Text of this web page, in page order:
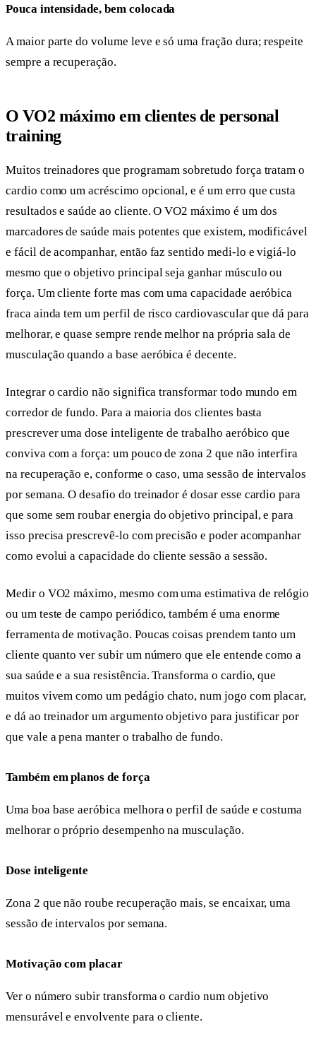
Pouca intensidade, bem colocada
A maior parte do volume leve e só uma fração dura; respeite
sempre a recuperação.
O VO2 máximo em clientes de personal
training
Muitos treinadores que programam sobretudo força tratam o
cardio como um acréscimo opcional, e é um erro que custa
resultados e saúde ao cliente. O VO2 máximo é um dos
marcadores de saúde mais potentes que existem, modificável
e fácil de acompanhar, então faz sentido medi-lo e vigiá-lo
mesmo que o objetivo principal seja ganhar músculo ou
força. Um cliente forte mas com uma capacidade aeróbica
fraca ainda tem um perfil de risco cardiovascular que dá para
melhorar, e quase sempre rende melhor na própria sala de
musculação quando a base aeróbica é decente.
Integrar o cardio não significa transformar todo mundo em
corredor de fundo. Para a maioria dos clientes basta
prescrever uma dose inteligente de trabalho aeróbico que
conviva com a força: um pouco de zona 2 que não interfira
na recuperação e, conforme o caso, uma sessão de intervalos
por semana. O desafio do treinador é dosar esse cardio para
que some sem roubar energia do objetivo principal, e para
isso precisa prescrevê-lo com precisão e poder acompanhar
como evolui a capacidade do cliente sessão a sessão.
Medir o VO2 máximo, mesmo com uma estimativa de relógio
ou um teste de campo periódico, também é uma enorme
ferramenta de motivação. Poucas coisas prendem tanto um
cliente quanto ver subir um número que ele entende como a
sua saúde e a sua resistência. Transforma o cardio, que
muitos vivem como um pedágio chato, num jogo com placar,
e dá ao treinador um argumento objetivo para justificar por
que vale a pena manter o trabalho de fundo.
Também em planos de força
Uma boa base aeróbica melhora o perfil de saúde e costuma
melhorar o próprio desempenho na musculação.
Dose inteligente
Zona 2 que não roube recuperação mais, se encaixar, uma
sessão de intervalos por semana.
Motivação com placar
Ver o número subir transforma o cardio num objetivo
mensurável e envolvente para o cliente.